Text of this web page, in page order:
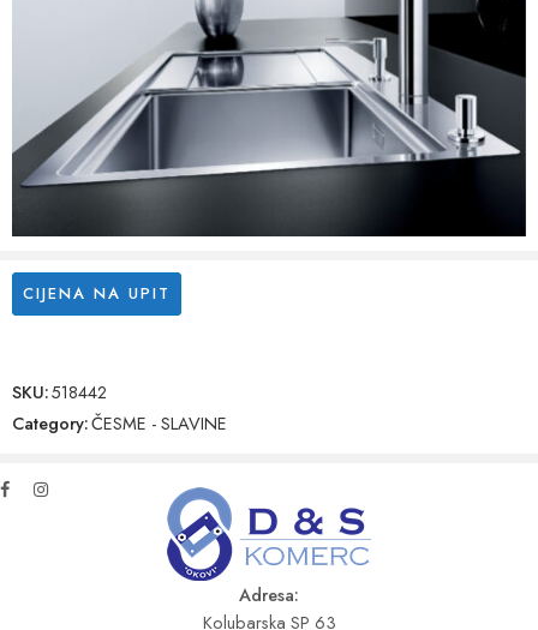
CIJENA NA UPIT
SKU:518442
Category:ČESME - SLAVINE
Adresa:
Kolubarska SP 63